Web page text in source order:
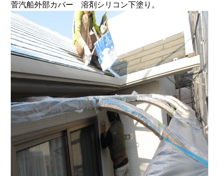
菅汽船外部カバー 溶剤シリコン下塗り。